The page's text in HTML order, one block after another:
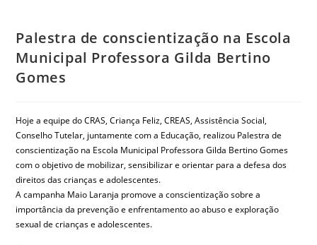
Palestra de conscientização na Escola
Municipal Professora Gilda Bertino
Gomes
Hoje a equipe do CRAS, Criança Feliz, CREAS, Assistência Social,
Conselho Tutelar, juntamente com a Educação, realizou Palestra de
conscientização na Escola Municipal Professora Gilda Bertino Gomes
com o objetivo de mobilizar, sensibilizar e orientar para a defesa dos
direitos das crianças e adolescentes.
A campanha Maio Laranja promove a conscientização sobre a
importância da prevenção e enfrentamento ao abuso e exploração
sexual de crianças e adolescentes.